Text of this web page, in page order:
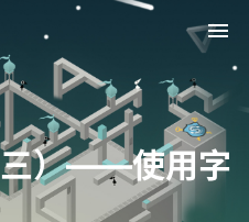
）――使用字